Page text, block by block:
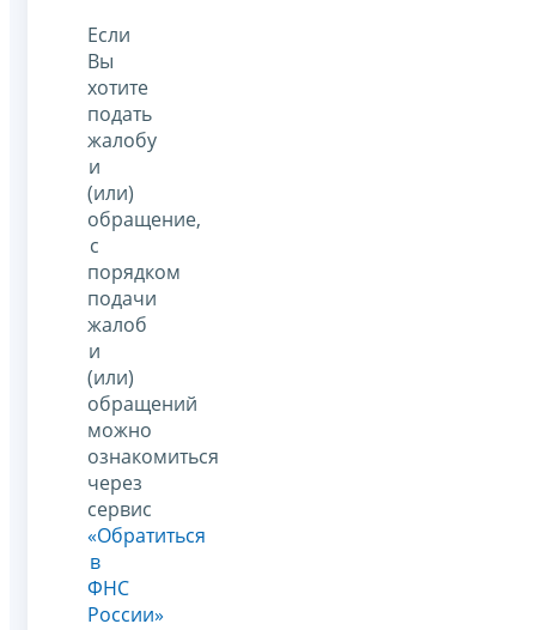
Если
Вы
хотите
подать
жалобу
и
(или)
обращение,
с
порядком
подачи
жалоб
и
(или)
обращений
можно
ознакомиться
через
сервис
«Обратиться
в
ФНС
России»